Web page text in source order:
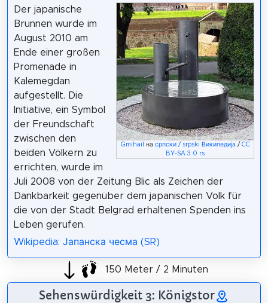
Gmihail на српски / srpski Википедија / CC
BY-SA 3.0 rs
Der japanische
Brunnen wurde im
August 2010 am
Ende einer großen
Promenade in
Kalemegdan
aufgestellt. Die
Initiative, ein Symbol
der Freundschaft
zwischen den
beiden Völkern zu
errichten, wurde im
Juli 2008 von der Zeitung Blic als Zeichen der
Dankbarkeit gegenüber dem japanischen Volk für
die von der Stadt Belgrad erhaltenen Spenden ins
Leben gerufen.
Wikipedia: Јапанска чесма (SR)
150 Meter / 2 Minuten
Sehenswürdigkeit 3: Königstor